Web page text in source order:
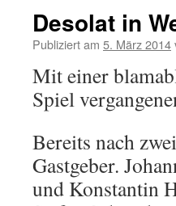
Desolat in
Publiziert am 5. März 2014
Mit einer
Spiel
Bereits nach
Gastgeber.
und Konstantin